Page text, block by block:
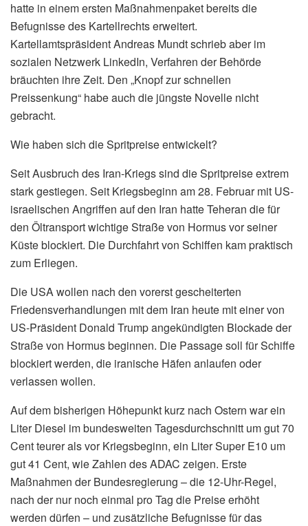
hatte in einem ersten Maßnahmenpaket bereits die
Befugnisse des Kartellrechts erweitert.
Kartellamtspräsident Andreas Mundt schrieb aber im
sozialen Netzwerk LinkedIn, Verfahren der Behörde
bräuchten ihre Zeit. Den „Knopf zur schnellen
Preissenkung“ habe auch die jüngste Novelle nicht
gebracht.
Wie haben sich die Spritpreise entwickelt?
Seit Ausbruch des Iran-Kriegs sind die Spritpreise extrem
stark gestiegen. Seit Kriegsbeginn am 28. Februar mit US-
israelischen Angriffen auf den Iran hatte Teheran die für
den Öltransport wichtige Straße von Hormus vor seiner
Küste blockiert. Die Durchfahrt von Schiffen kam praktisch
zum Erliegen.
Die USA wollen nach den vorerst gescheiterten
Friedensverhandlungen mit dem Iran heute mit einer von
US-Präsident Donald Trump angekündigten Blockade der
Straße von Hormus beginnen. Die Passage soll für Schiffe
blockiert werden, die iranische Häfen anlaufen oder
verlassen wollen.
Auf dem bisherigen Höhepunkt kurz nach Ostern war ein
Liter Diesel im bundesweiten Tagesdurchschnitt um gut 70
Cent teurer als vor Kriegsbeginn, ein Liter Super E10 um
gut 41 Cent, wie Zahlen des ADAC zeigen. Erste
Maßnahmen der Bundesregierung – die 12-Uhr-Regel,
nach der nur noch einmal pro Tag die Preise erhöht
werden dürfen – und zusätzliche Befugnisse für das